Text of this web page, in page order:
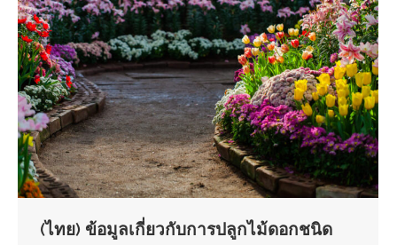
(ไทย) ข้อมูลเกี่ยวกับการปลูกไม้ดอกชนิด